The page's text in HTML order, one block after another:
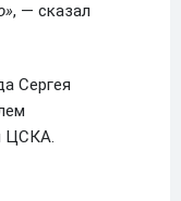
, — сказал
Сергея
ЦСКА.